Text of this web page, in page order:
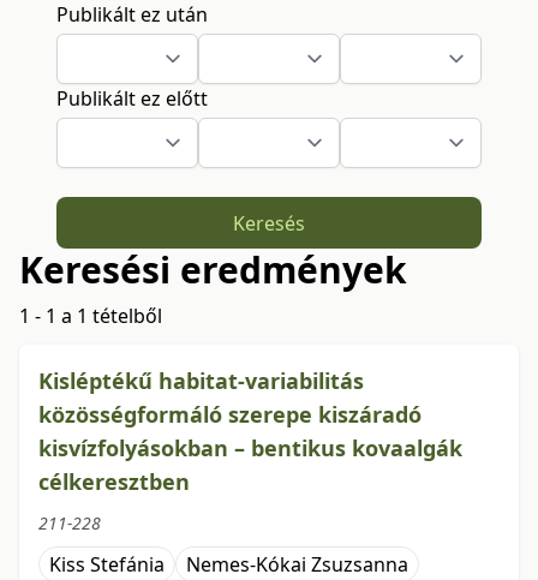
Publikált ez után
Publikált ez előtt
Keresés
Keresési eredmények
1 - 1 a 1 tételből
Kisléptékű habitat-variabilitás
közösségformáló szerepe kiszáradó
kisvízfolyásokban – bentikus kovaalgák
célkeresztben
211-228
Kiss Stefánia
Nemes-Kókai Zsuzsanna